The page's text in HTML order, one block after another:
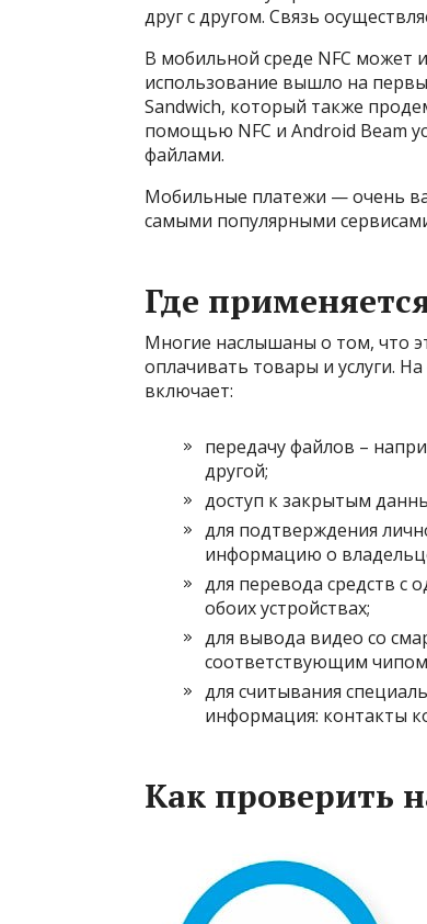
друг с другом. Связь
В мобильной среде NFC может
использование вышло на
Sandwich, который также
помощью NFC и Android Beam
файлами.
Мобильные платежи — очень
самыми популярными
Где
Многие наслышаны о том, что
оплачивать товары и услуги.
включает:
передачу файлов –
другой;
доступ к закрытым
для подтверждения
информацию о
для перевода средств с
обоих устройствах;
для вывода видео со
соответствующим
для считывания
информация: контакты
Как проверить